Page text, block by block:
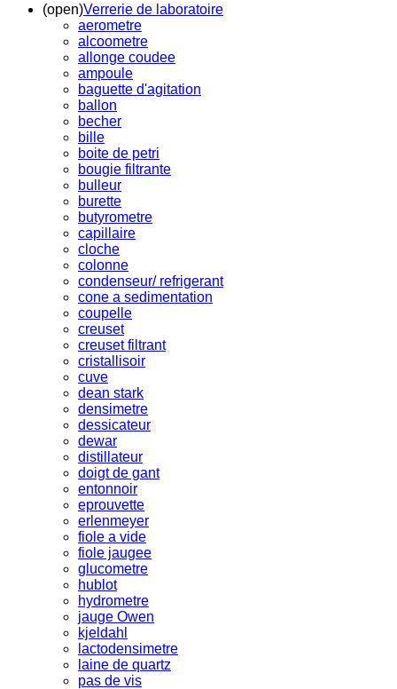
(open)Verrerie de laboratoire
aerometre
alcoometre
allonge coudee
ampoule
baguette d'agitation
ballon
becher
bille
boite de petri
bougie filtrante
bulleur
burette
butyrometre
capillaire
cloche
colonne
condenseur/ refrigerant
cone a sedimentation
coupelle
creuset
creuset filtrant
cristallisoir
cuve
dean stark
densimetre
dessicateur
dewar
distillateur
doigt de gant
entonnoir
eprouvette
erlenmeyer
fiole a vide
fiole jaugee
glucometre
hublot
hydrometre
jauge Owen
kjeldahl
lactodensimetre
laine de quartz
pas de vis